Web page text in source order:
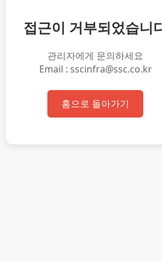
접근이 거부되었습니
관리자에게 문의하세요
Email : sscinfra@ssc.co.kr
홈으로 돌아가기